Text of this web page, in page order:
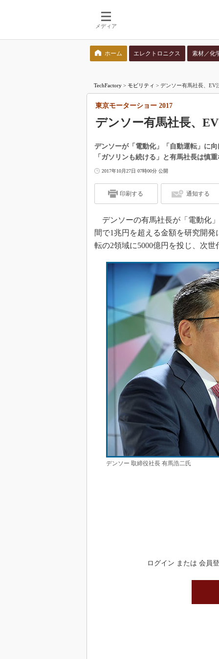
メディア
ホーム エレクトロニクス 素材／化
TechFactory > モビリティ > デンソー有馬社長、EV
デンソー有馬社長、
東京モーターショー 2017
デンソーが「電動化」「自動運転」に
「ガソリンも続ける」と有馬社長は慎
2017年10月27日 07時00分 公開
印刷する 通知する
デンソーの有馬社長が「電動化
間で1兆円を超える金額を研究開
転の2領域に5000億円を投じ、次
デンソー 取締役社長 有馬浩二氏
ログイン または 会員